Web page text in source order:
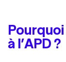
à l’APD ?